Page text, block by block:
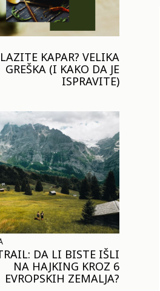
KAPAR? VELIKA
GREŠKA (I KAKO DA JE
ISPRAVITE)
DA LI BISTE IŠLI
NA HAJKING KROZ 6
EVROPSKIH ZEMALJA?